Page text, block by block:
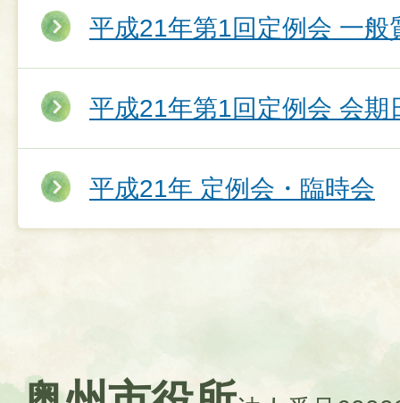
平成21年第1回定例会 一般
平成21年第1回定例会 会期
平成21年 定例会・臨時会